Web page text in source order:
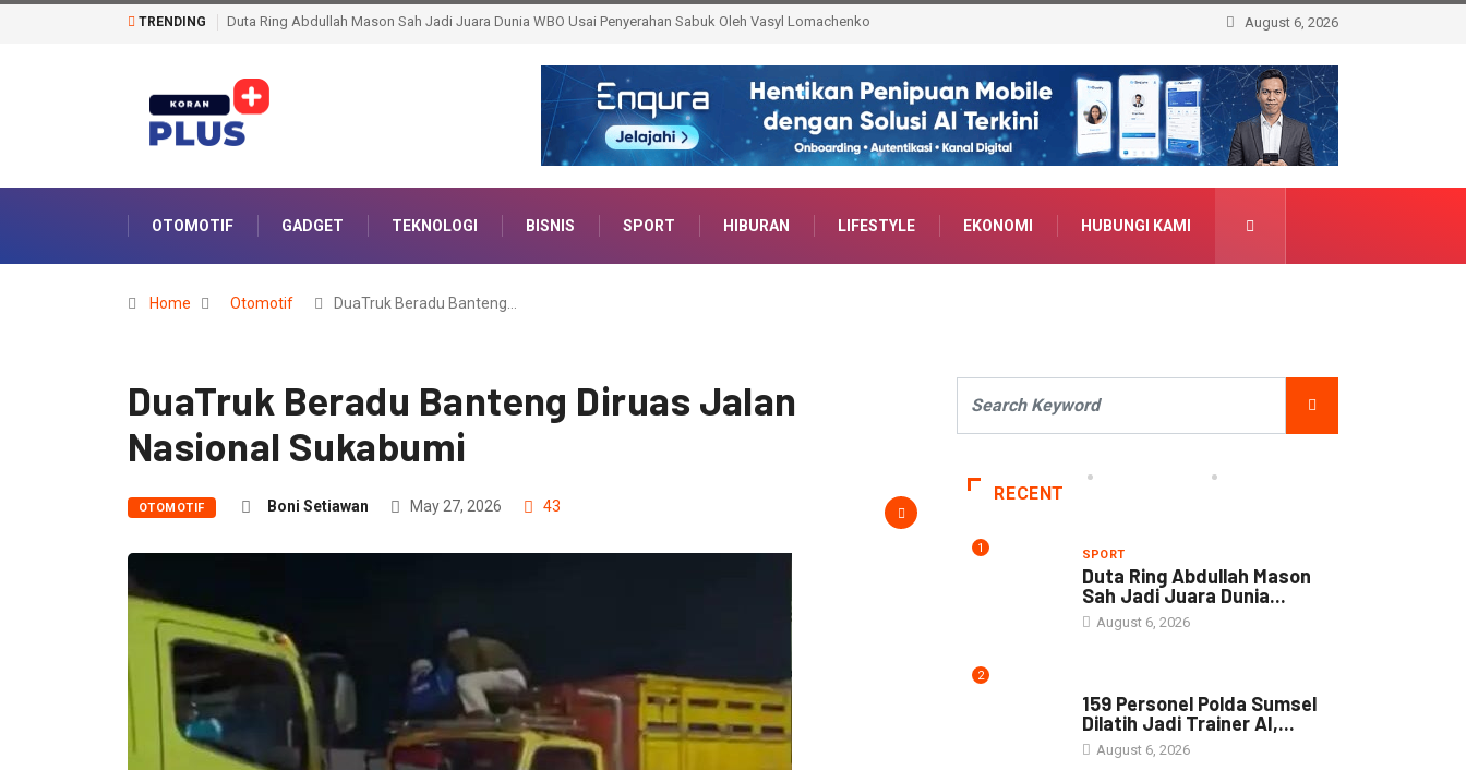
TRENDING 159 Personel Polda Sumsel Dilatih Jadi Trainer AI, Siap Bentengi Pelajar dari Ancaman Dunia Digital August 6, 2026
OTOMOTIF GADGET TEKNOLOGI BISNIS SPORT HIBURAN LIFESTYLE EKONOMI HUBUNGI KAMI
Home Otomotif DuaTruk Beradu Banteng…
DuaTruk Beradu Banteng Diruas Jalan
Nasional Sukabumi
OTOMOTIF Boni Setiawan May 27, 2026 43
RECENT
1 SPORT
Duta Ring Abdullah Mason
Sah Jadi Juara Dunia...
August 6, 2026
2
159 Personel Polda Sumsel
Dilatih Jadi Trainer AI,...
August 6, 2026